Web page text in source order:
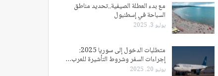
مع بدء العطلة الصيفية..تحديد مناطق
السباحة في إسطنبول
يوليو 3, 2025
متطلبات الدخول إلى سوريا 2025:
إجراءات السفر وشروط التأشيرة للعرب…
يونيو 20, 2025